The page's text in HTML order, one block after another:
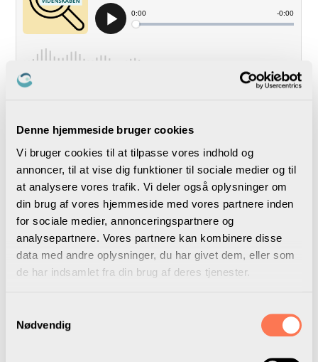
Denne hjemmeside bruger cookies
Vi bruger cookies til at tilpasse vores indhold og
annoncer, til at vise dig funktioner til sociale medier og til
at analysere vores trafik. Vi deler også oplysninger om
din brug af vores hjemmeside med vores partnere inden
for sociale medier, annonceringspartnere og
analysepartnere. Vores partnere kan kombinere disse
data med andre oplysninger, du har givet dem, eller som
de har indsamlet fra din brug af deres tjenester.
Nødvendig
nogle af de ændringer, der kom af nød under corona,
kan være værd at holde fast i.
Vært: Marie Begtrup, producer og lyd: Søren Prehn
Lyt på Apple Podcast